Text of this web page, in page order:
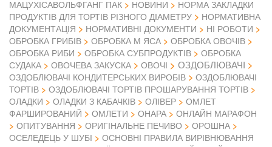
МАЦУХІСАВОЛЬФГАНГ ПАК
НОВИНИ
НОРМА ЗАКЛАДКИ
ПРОДУКТІВ ДЛЯ ТОРТІВ РІЗНОГО ДІАМЕТРУ
НОРМАТИВНА
ДОКУМЕНТАЦІЯ
НОРМАТИВНІ ДОКУМЕНТИ
НІ РОБОТИ
ОБРОБКА ГРИБІВ
ОБРОБКА М ЯСА
ОБРОБКА ОВОЧІВ
ОБРОБКА РИБИ
ОБРОБКА СУБПРОДУКТІВ
ОБРОБКА
СУДАКА
ОВОЧЕВА ЗАКУСКА ОВОЧІ ОЗДОБЛЮВАЧІ
ОЗДОБЛЮВАЧІ КОНДИТЕРСЬКИХ ВИРОБІВ
ОЗДОБЛЮВАЧІ
ТОРТІВ
ОЗДОБЛЮВАЧІ ТОРТІВ ПРОШАРУВАННЯ ТОРТІВ
ОЛАДКИ
ОЛАДКИ З КАБАЧКІВ ОЛІВЕР
ОМЛЕТ
ФАРШИРОВАНИЙ
ОМЛЕТИ ОНАРА
ОНЛАЙН МАРАФОН
ОПИТУВАННЯ
ОРИГІНАЛЬНЕ ПЕЧИВО
ОРОШНА
ОСЕЛЕДЕЦЬ У ШУБІ
ОСНОВНІ ПРАВИЛА ВИРІВНЮВАННЯ